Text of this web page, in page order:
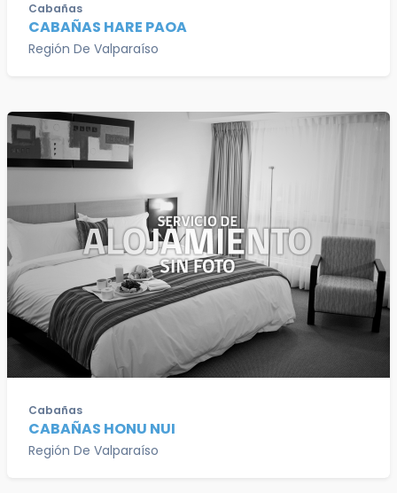
Cabañas
CABAÑAS HARE PAOA
Región De Valparaíso
Cabañas
CABAÑAS HONU NUI
Región De Valparaíso